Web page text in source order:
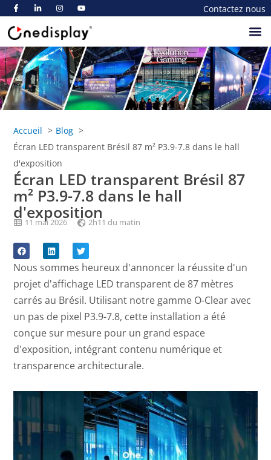
Contactez nous
Accueil
Blog
Écran LED transparent Brésil 87 m² P3.9-7.8 dans le hall
d'exposition
Écran LED transparent Brésil 87
m² P3.9-7.8 dans le hall
d'exposition
11 mai 2026 2h11 du matin
Nous sommes heureux d'annoncer la réussite d'un
projet d'affichage LED transparent de 87 mètres
carrés au Brésil. Utilisant notre gamme O-Clear avec
un pas de pixel P3.9-7.8, cette installation a été
conçue sur mesure pour un grand espace
d'exposition, intégrant contenu numérique et
transparence architecturale.